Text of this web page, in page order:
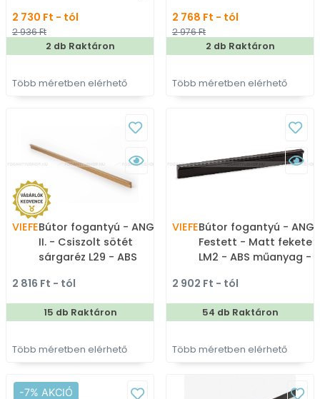
2 730 Ft - tól
2 936 Ft
2 db Raktáron
Több méretben elérhető
2 768 Ft - tól
2 976 Ft
2 db Raktáron
Több méretben elérhető
VIEFEBútor fogantyú - ANGLE
II. - Csiszolt sötét
sárgaréz L29 - ABS
méretben gyártott fém
bútorfogantyú
2 816 Ft - tól
15 db Raktáron
Több méretben elérhető
VIEFEBútor fogantyú -
Festett - Matt fekete
LM2 - ABS műanyag -
színes fém
bútorfogantyú
2 902 Ft - tól
54 db Raktáron
Több méretben elérhető
-7% AKCIÓ